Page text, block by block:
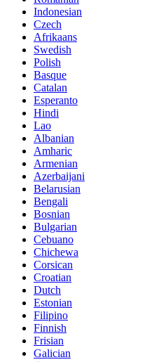
Indonesian
Czech
Afrikaans
Swedish
Polish
Basque
Catalan
Esperanto
Hindi
Lao
Albanian
Amharic
Armenian
Azerbaijani
Belarusian
Bengali
Bosnian
Bulgarian
Cebuano
Chichewa
Corsican
Croatian
Dutch
Estonian
Filipino
Finnish
Frisian
Galician